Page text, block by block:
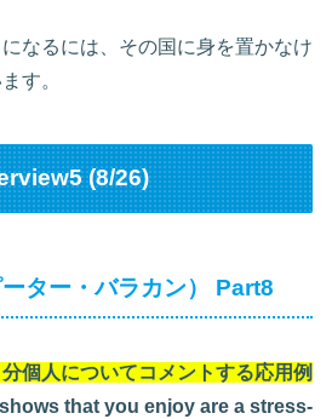
なるには、その国に身を置かなけ
す。
(8/26)
ター・バラカン） Part8
個人についてコメントする応用例
that you enjoy are a stress-